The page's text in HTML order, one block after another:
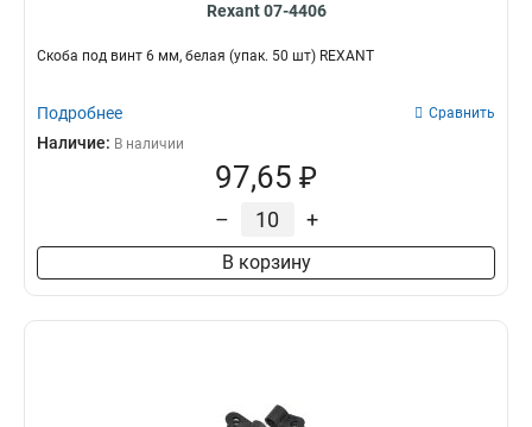
Rexant 07-4406
Скоба под винт 6 мм, белая (упак. 50 шт) REXANT
Подробнее Сравнить
Наличие: В наличии
97,65 ₽
– +
В корзину